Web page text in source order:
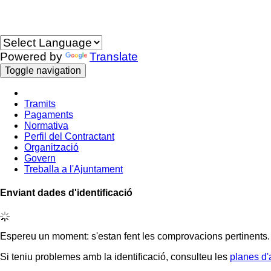
Powered by Translate
Toggle navigation
Tramits
Pagaments
Normativa
Perfil del Contractant
Organització
Govern
Treballa a l'Ajuntament
Enviant dades d'identificació
Espereu un moment: s'estan fent les comprovacions pertinents.
Si teniu problemes amb la identificació, consulteu les planes